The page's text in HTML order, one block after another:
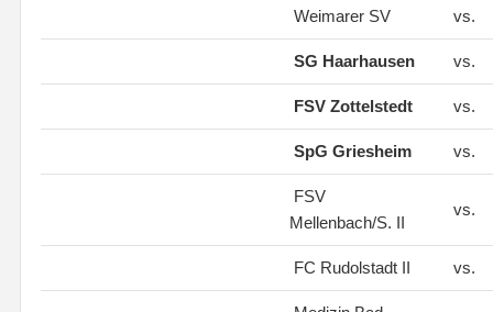
Weimarer SV vs.
SG Haarhausen vs.
FSV Zottelstedt vs.
SpG Griesheim vs.
FSV
Mellenbach/S. II
vs.
FC Rudolstadt II vs.